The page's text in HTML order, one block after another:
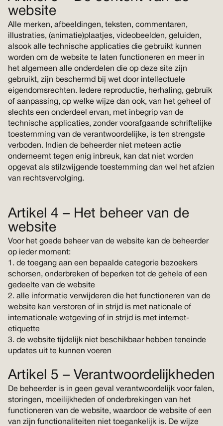
website
Alle merken, afbeeldingen, teksten, commentaren,
illustraties, (animatie)plaatjes, videobeelden, geluiden,
alsook alle technische applicaties die gebruikt kunnen
worden om de website te laten functioneren en meer in
het algemeen alle onderdelen die op deze site zijn
gebruikt, zijn beschermd bij wet door intellectuele
eigendomsrechten. Iedere reproductie, herhaling, gebruik
of aanpassing, op welke wijze dan ook, van het geheel of
slechts een onderdeel ervan, met inbegrip van de
technische applicaties, zonder voorafgaande schriftelijke
toestemming van de verantwoordelijke, is ten strengste
verboden. Indien de beheerder niet meteen actie
onderneemt tegen enig inbreuk, kan dat niet worden
opgevat als stilzwijgende toestemming dan wel het afzien
van rechtsvervolging.
Artikel 4 – Het beheer van de
website
Voor het goede beheer van de website kan de beheerder
op ieder moment:
1. de toegang aan een bepaalde categorie bezoekers
schorsen, onderbreken of beperken tot de gehele of een
gedeelte van de website
2. alle informatie verwijderen die het functioneren van de
website kan verstoren of in strijd is met nationale of
internationale wetgeving of in strijd is met internet-
etiquette
3. de website tijdelijk niet beschikbaar hebben teneinde
updates uit te kunnen voeren
Artikel 5 – Verantwoordelijkheden
De beheerder is in geen geval verantwoordelijk voor falen,
storingen, moeilijkheden of onderbrekingen van het
functioneren van de website, waardoor de website of een
van zijn functionaliteiten niet toegankelijk is. De wijze